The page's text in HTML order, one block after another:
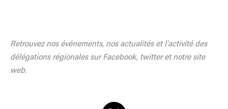
Retrouvez nos événements, nos actualités et l’activité des
délégations régionales sur Facebook, twitter et notre site
web.